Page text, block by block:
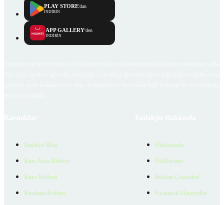
PLAY STORE'dan
İNDİRİN
APP GALLERY'den
İNDİRİN
Emlakjet Blog
Satın Alma Rehberi
Satıcı Rehberi
Kiralama Rehberi
Hakkımızda
Ödüllerimiz
Reklam Çözümleri
Kurumsal Materyaller